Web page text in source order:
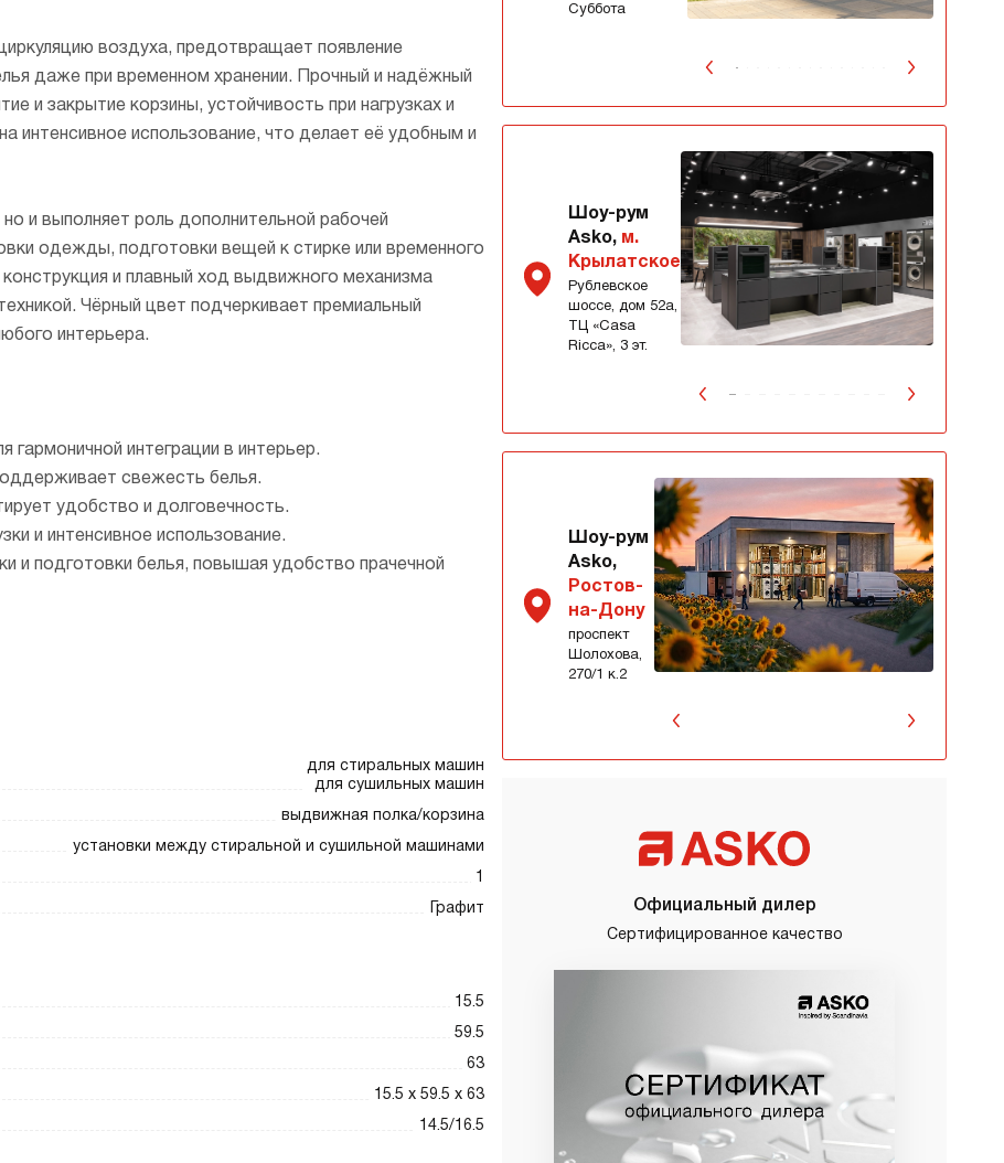
воздуха, предотвращает появление
даже при временном хранении. Прочный и надёжный
и закрытие корзины, устойчивость при нагрузках и
интенсивное использование, что делает её удобным и
и выполняет роль дополнительной рабочей
одежды, подготовки вещей к стирке или временного
и плавный ход выдвижного механизма
Чёрный цвет подчеркивает премиальный
интерьера.
интеграции в интерьер.
свежесть белья.
удобство и долговечность.
и интенсивное использование.
и подготовки белья, повышая удобство прачечной
для стиральных машин
для сушильных машин
выдвижная полка/корзина
установки между стиральной и сушильной машинами
1
Графит
15.5
59.5
63
15.5 х 59.5 х 63
14.5/16.5
Суббота
Шоу-рум
Asko, м.
Крылатское
Рублевское
шоссе, дом 52а,
ТЦ «Сasa
Ricca», 3 эт.
Шоу-рум
Asko,
Ростов-
на-Дону
проспект
Шолохова,
270/1 к.2
Официальный дилер
Сертифицированное качество